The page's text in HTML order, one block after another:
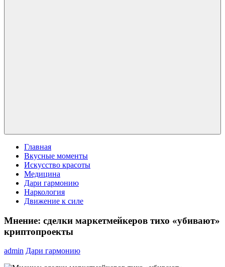
Главная
Вкусные моменты
Искусство красоты
Медицина
Дари гармонию
Наркология
Движение к силе
Мнение: сделки маркетмейкеров тихо «убивают»
криптопроекты
admin Дари гармонию